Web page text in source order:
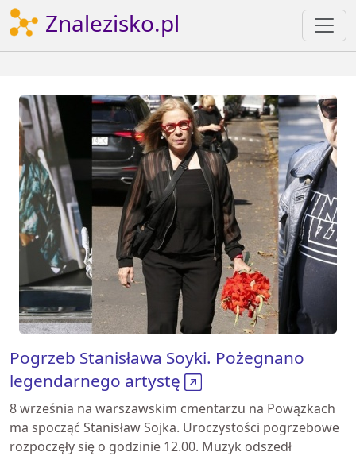
Znalezisko.pl
Pogrzeb Stanisława Soyki. Pożegnano
legendarnego artystę
8 września na warszawskim cmentarzu na Powązkach
ma spocząć Stanisław Sojka. Uroczystości pogrzebowe
rozpoczęły się o godzinie 12.00. Muzyk odszedł